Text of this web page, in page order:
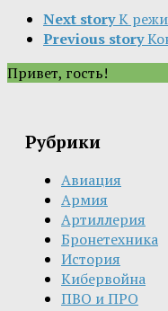
Next storyК
Previous story
Привет, гость!
Рубрики
Авиация
Армия
Артиллерия
Бронетехника
История
Кибервойна
ПВО и ПРО